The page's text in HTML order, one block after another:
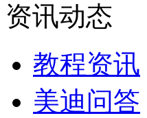
资讯动态
教程资讯
美迪问答